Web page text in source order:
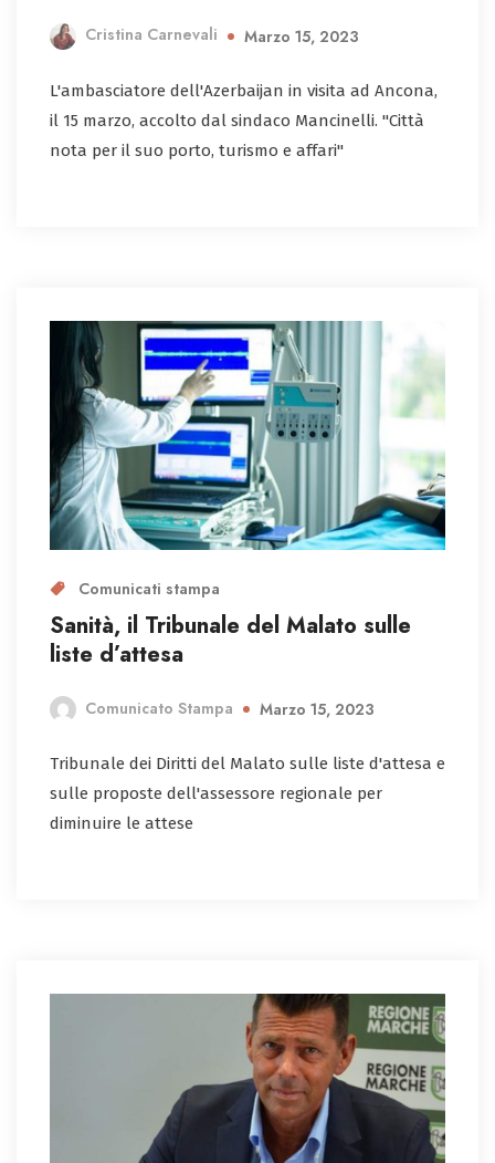
Cristina Carnevali Marzo 15, 2023
L'ambasciatore dell'Azerbaijan in visita ad Ancona,
il 15 marzo, accolto dal sindaco Mancinelli. "Città
nota per il suo porto, turismo e affari"
Comunicati stampa
Sanità, il Tribunale del Malato sulle
liste d’attesa
Comunicato Stampa Marzo 15, 2023
Tribunale dei Diritti del Malato sulle liste d'attesa e
sulle proposte dell'assessore regionale per
diminuire le attese